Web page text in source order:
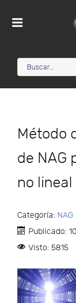
Método
de NAG
no lineal
Categoría: NAG
Publicado:
Visto: 5815